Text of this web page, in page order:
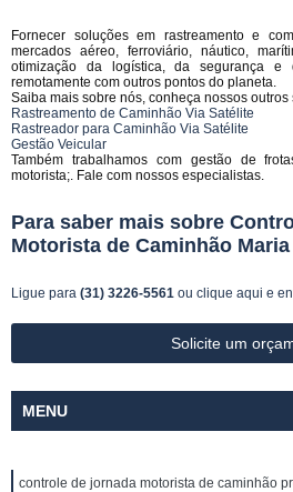
Fornecer soluções em rastreamento e
mercados aéreo, ferroviário, náutico,
otimização da logística, da segurança e
remotamente com outros pontos do planeta.
Saiba mais sobre nós, conheça nossos outros
Rastreamento de Caminhão Via Satélite
Rastreador para Caminhão Via Satélite
Gestão Veicular
Também trabalhamos com gestão de
motorista;. Fale com nossos especialistas.
Para saber mais sobre
Motorista de Caminhão Maria
Ligue para (31) 3226-5561 ou clique aqui e
Solicite um
MENU
controle de jornada motorista de caminhão